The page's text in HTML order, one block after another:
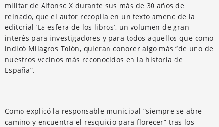
militar de Alfonso X durante sus más de 30 años de
reinado, que el autor recopila en un texto ameno de la
editorial ‘La esfera de los libros’, un volumen de gran
interés para investigadores y para todos aquellos que como
indicó Milagros Tolón, quieran conocer algo más “de uno de
nuestros vecinos más reconocidos en la historia de
España”.
Como explicó la responsable municipal “siempre se abre
camino y encuentra el resquicio para florecer” tras los